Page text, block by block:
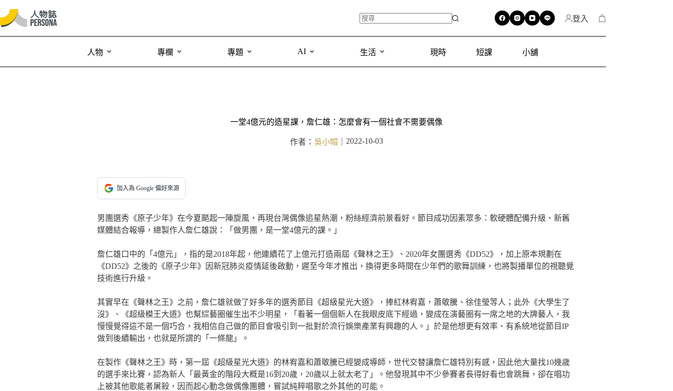
登入
人物 專欄 專題 AI 生活 現時 短課 小舖
一堂4億元的造星課，詹仁雄：怎麼會有一個社會不需要偶像
作者： 吳小帽 2022-10-03
加入為 Google 偏好來源
男團選秀《原子少年》在今夏颳起一陣旋風，再現台灣偶像追星熱潮，粉絲經濟前景看好。節目成功因素眾多：軟硬體配備升級、新舊
媒體結合報導，總製作人詹仁雄說：「做男團，是一堂4億元的課。」
詹仁雄口中的「4億元」，指的是2018年起，他連續花了上億元打造兩屆《聲林之王》、2020年女團選秀《DD52》，加上原本規劃在
《DD52》之後的《原子少年》因新冠肺炎疫情延後啟動，遲至今年才推出，換得更多時間在少年們的歌舞訓練，也將製播單位的視聽覺
技術進行升級。
其實早在《聲林之王》之前，詹仁雄就做了好多年的選秀節目《超級星光大道》，捧紅林宥嘉，蕭敬騰、徐佳瑩等人；此外《大學生了
沒》、《超級模王大道》也幫綜藝圈催生出不少明星，「看著一個個新人在我眼皮底下經過，變成在演藝圈有一席之地的大牌藝人，我
慢慢覺得這不是一個巧合，我相信自己做的節目會吸引到一批對於流行娛樂產業有興趣的人。」於是他想更有效率、有系統地從節目IP
做到後續輸出，也就是所謂的「一條龍」。
在製作《聲林之王》時，第一屆《超級星光大道》的林宥嘉和蕭敬騰已經變成導師，世代交替讓詹仁雄特別有感，因此他大量找10幾歲
的選手來比賽，認為新人「最黃金的階段大概是16到20歲，20歲以上就太老了」。他發現其中不少參賽者長得好看也會跳舞，卻在唱功
上被其他歌能者屠殺，因而起心動念做偶像團體，嘗試純粹唱歌之外其他的可能。